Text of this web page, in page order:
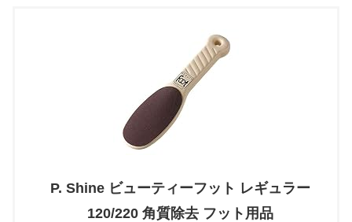
P. Shine ビューティーフット レギュラー
120/220 角質除去 フット用品